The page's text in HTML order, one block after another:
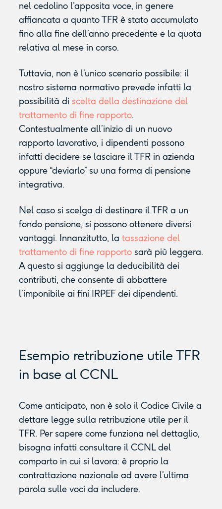
nel cedolino l’apposita voce, in genere
affiancata a quanto TFR è stato accumulato
fino alla fine dell’anno precedente e la quota
relativa al mese in corso.
Tuttavia, non è l’unico scenario possibile: il
nostro sistema normativo prevede infatti la
possibilità di scelta della destinazione del
trattamento di fine rapporto.
Contestualmente all’inizio di un nuovo
rapporto lavorativo, i dipendenti possono
infatti decidere se lasciare il TFR in azienda
oppure “deviarlo” su una forma di pensione
integrativa.
Nel caso si scelga di destinare il TFR a un
fondo pensione, si possono ottenere diversi
vantaggi. Innanzitutto, la tassazione del
trattamento di fine rapportosarà più leggera.
A questo si aggiunge la deducibilità dei
contributi, che consente di abbattere
l’imponibile ai fini IRPEF dei dipendenti.
Esempio retribuzione utile TFR
in base al CCNL
Come anticipato, non è solo il Codice Civile a
dettare legge sulla retribuzione utile per il
TFR. Per sapere come funziona nel dettaglio,
bisogna infatti consultare il CCNL del
comparto in cui si lavora: è proprio la
contrattazione nazionale ad avere l’ultima
parola sulle voci da includere.